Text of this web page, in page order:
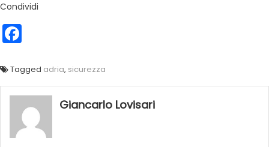
Condividi
Tagged adria, sicurezza
Giancarlo Lovisari